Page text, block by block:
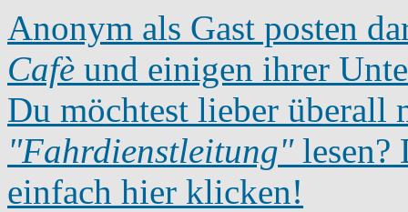
Anonym als Gast posten
Cafè und einigen ihrer
Du möchtest lieber überall
"Fahrdienstleitung"lesen?
einfach hier klicken!